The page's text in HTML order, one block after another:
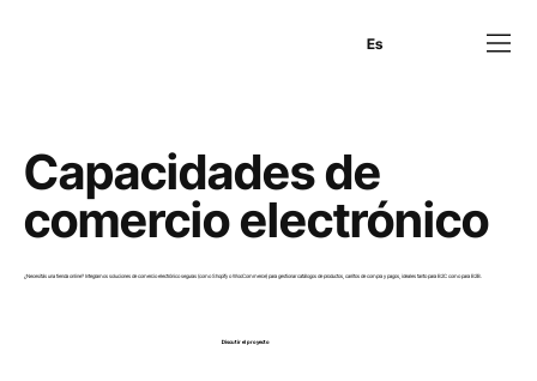
Es
Capacidades de
comercio electrónico
¿Necesitás una tienda online? Integramos soluciones de comercio electrónico seguras (como Shopify o WooCommerce) para gestionar catálogos de productos, carritos de compra y pagos, ideales tanto para B2C como para B2B.
Discutir el proyecto